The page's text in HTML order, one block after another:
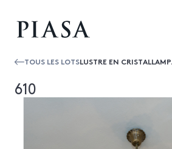
TOUS LES LOTSLUSTRE EN
610